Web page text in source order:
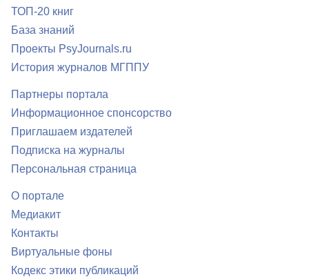
ТОП-20 книг
База знаний
Проекты PsyJournals.ru
История журналов МГППУ
Партнеры портала
Информационное спонсорство
Приглашаем издателей
Подписка на журналы
Персональная страница
О портале
Медиакит
Контакты
Виртуальные фоны
Кодекс этики публикаций